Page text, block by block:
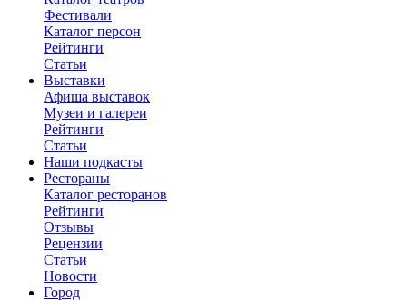
Фестивали
Каталог персон
Рейтинги
Статьи
Выставки
Афиша выставок
Музеи и галереи
Рейтинги
Статьи
Наши подкасты
Рестораны
Каталог ресторанов
Рейтинги
Отзывы
Рецензии
Статьи
Новости
Город